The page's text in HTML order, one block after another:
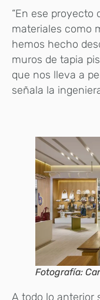
“En ese proyecto
materiales como
hemos hecho
muros de tapia
que nos lleva a
señala la
Fotografía:
A todo lo anterior